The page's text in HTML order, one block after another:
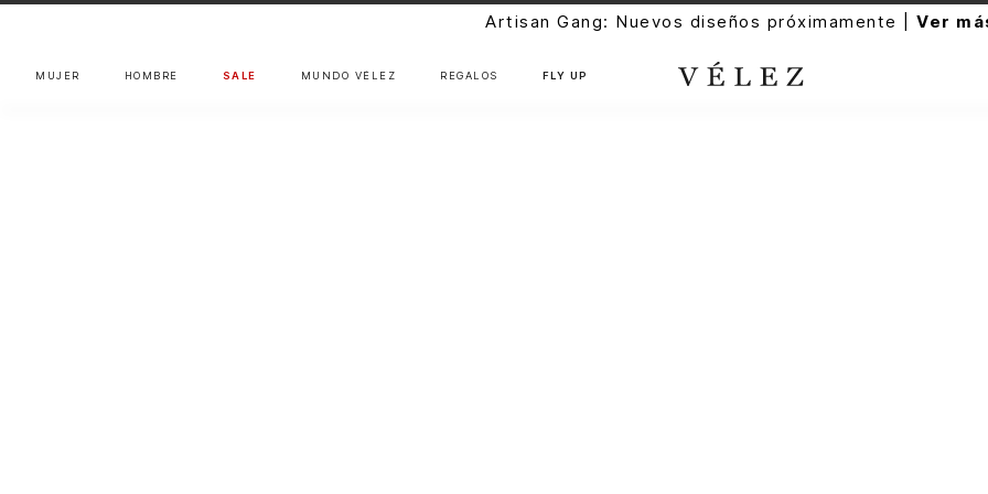
Artisan Gang: Nuevos diseños próximamente |Ver
MUJER HOMBRE SALE MUNDO VÉLEZ REGALOS FLY UP